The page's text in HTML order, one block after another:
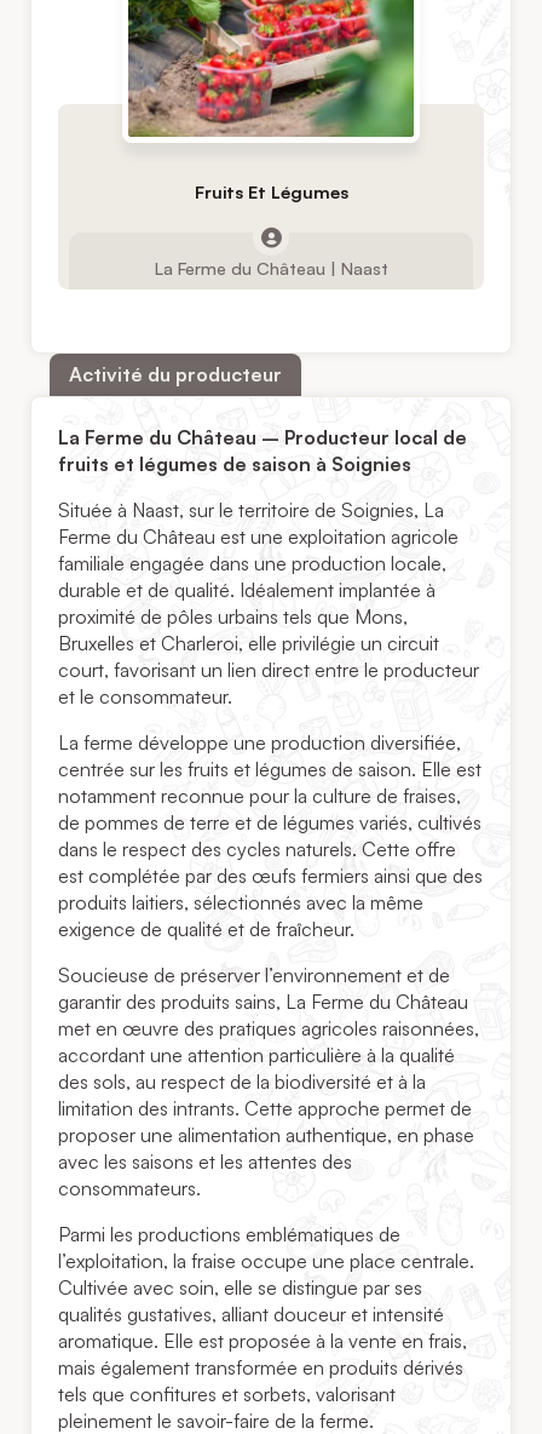
Fruits Et Légumes
La Ferme du Château | Naast
Activité du producteur
La Ferme du Château – Producteur local de
fruits et légumes de saison à Soignies
Située à Naast, sur le territoire de Soignies, La
Ferme du Château est une exploitation agricole
familiale engagée dans une production locale,
durable et de qualité. Idéalement implantée à
proximité de pôles urbains tels que Mons,
Bruxelles et Charleroi, elle privilégie un circuit
court, favorisant un lien direct entre le producteur
et le consommateur.
La ferme développe une production diversifiée,
centrée sur les fruits et légumes de saison. Elle est
notamment reconnue pour la culture de fraises,
de pommes de terre et de légumes variés, cultivés
dans le respect des cycles naturels. Cette offre
est complétée par des œufs fermiers ainsi que des
produits laitiers, sélectionnés avec la même
exigence de qualité et de fraîcheur.
Soucieuse de préserver l’environnement et de
garantir des produits sains, La Ferme du Château
met en œuvre des pratiques agricoles raisonnées,
accordant une attention particulière à la qualité
des sols, au respect de la biodiversité et à la
limitation des intrants. Cette approche permet de
proposer une alimentation authentique, en phase
avec les saisons et les attentes des
consommateurs.
Parmi les productions emblématiques de
l’exploitation, la fraise occupe une place centrale.
Cultivée avec soin, elle se distingue par ses
qualités gustatives, alliant douceur et intensité
aromatique. Elle est proposée à la vente en frais,
mais également transformée en produits dérivés
tels que confitures et sorbets, valorisant
pleinement le savoir-faire de la ferme.